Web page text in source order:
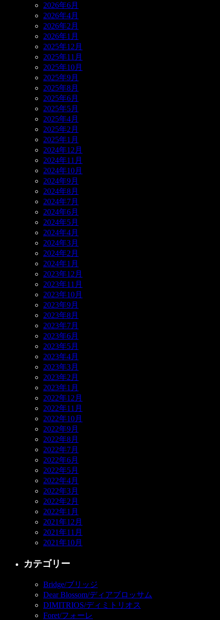
2026年6月
2026年4月
2026年2月
2026年1月
2025年12月
2025年11月
2025年10月
2025年9月
2025年8月
2025年6月
2025年5月
2025年4月
2025年2月
2025年1月
2024年12月
2024年11月
2024年10月
2024年9月
2024年8月
2024年7月
2024年6月
2024年5月
2024年4月
2024年3月
2024年2月
2024年1月
2023年12月
2023年11月
2023年10月
2023年9月
2023年8月
2023年7月
2023年6月
2023年5月
2023年4月
2023年3月
2023年2月
2023年1月
2022年12月
2022年11月
2022年10月
2022年9月
2022年8月
2022年7月
2022年6月
2022年5月
2022年4月
2022年3月
2022年2月
2022年1月
2021年12月
2021年11月
2021年10月
カテゴリー
Bridge/ブリッジ
Dear Blossom/ディアブロッサム
DIMITRIOS/ディミトリオス
Foret/フォーレ